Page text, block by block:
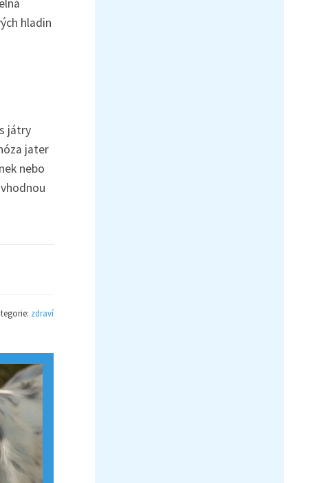
hladin
játry
jater
nebo
zdraví